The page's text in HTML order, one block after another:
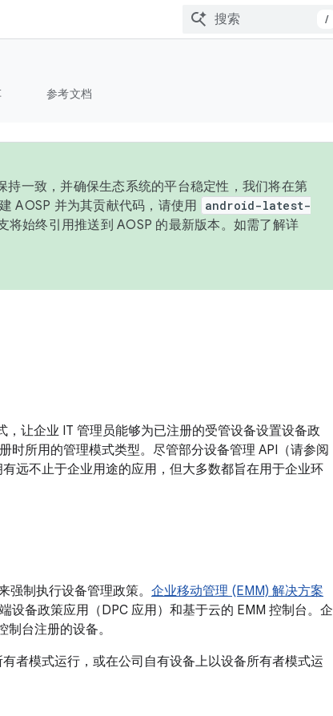
/
参考文档
一致，并确保生态系统的平台稳定性，我们将在第
AOSP 并为其贡献代码，请使用
android-latest-
将始终引用推送到 AOSP 的最新版本。如需了解详
让企业 IT 管理员能够为已注册的受管设备设置设备政
时所用的管理模式类型。尽管部分设备管理 API（请参阅
远不止于企业用途的应用，但大多数都旨在用于企业环
制执行设备管理政策。 企业移动管理 (EMM) 解决方案
设备政策应用（DPC 应用）和基于云的 EMM 控制台。企
台注册的设备。
者模式运行，或在公司自有设备上以设备所有者模式运